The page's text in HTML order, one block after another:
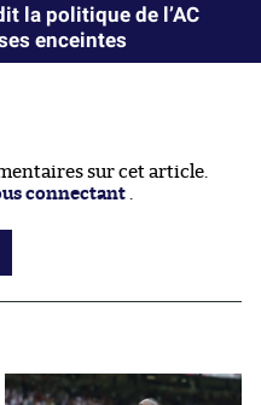
la politique de l’AC
enceintes
sur cet article.
connectant